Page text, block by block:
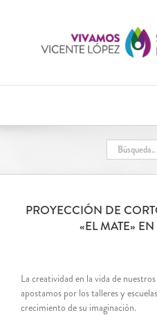
PROYECCIÓN DE
«EL MATE»
La creatividad en la vida de
apostamos por los talleres y
crecimiento de su imaginación.